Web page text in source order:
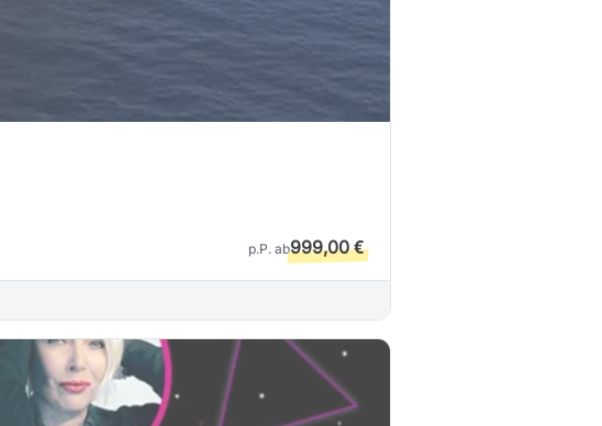
p.P. ab999,00 €